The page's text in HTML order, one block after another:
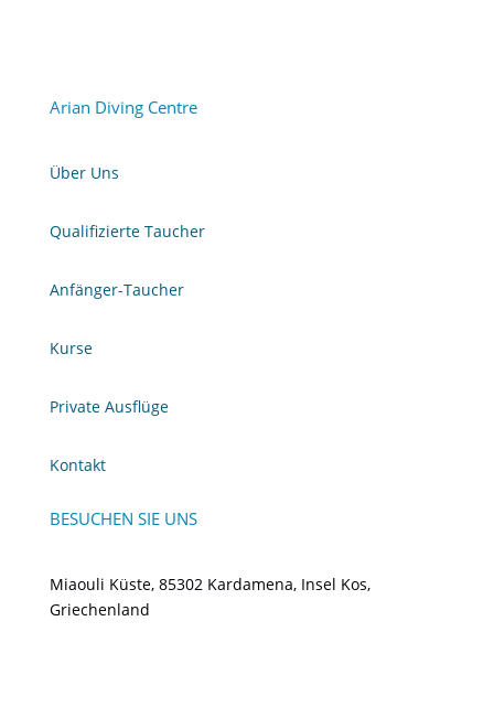
Arian Diving Centre
Über Uns
Qualifizierte Taucher
Anfänger-Taucher
Kurse
Private Ausflüge
Kontakt
BESUCHEN SIE UNS
Miaouli Küste, 85302 Kardamena, Insel Kos,
Griechenland